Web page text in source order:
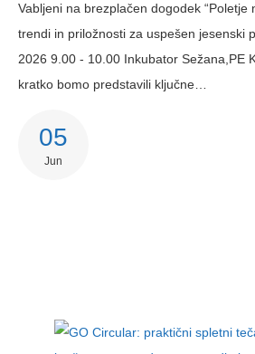
Vabljeni na brezplačen dogodek “Poletje
trendi in priložnosti za uspešen jesenski
2026 9.00 - 10.00 Inkubator Sežana,PE
kratko bomo predstavili ključne…
05
Jun